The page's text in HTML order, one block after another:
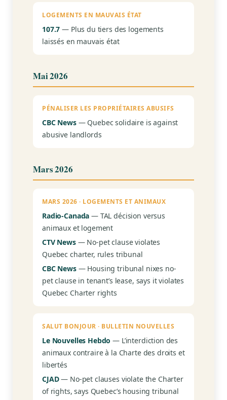
LOGEMENTS EN MAUVAIS ÉTAT
107.7 — Plus du tiers des logements
laissés en mauvais état
Mai 2026
PÉNALISER LES PROPRIÉTAIRES ABUSIFS
CBC News— Quebec solidaire is against
abusive landlords
Mars 2026
MARS 2026 · LOGEMENTS ET ANIMAUX
Radio-Canada — TAL décision versus
animaux et logement
CTV News— No-pet clause violates
Quebec charter, rules tribunal
CBC News— Housing tribunal nixes no-
pet clause in tenant’s lease, says it violates
Quebec Charter rights
SALUT BONJOUR · BULLETIN NOUVELLES
Le Nouvelles Hebdo — L’interdiction des
animaux contraire à la Charte des droits et
libertés
CJAD— No-pet clauses violate the Charter
of rights, says Quebec’s housing tribunal